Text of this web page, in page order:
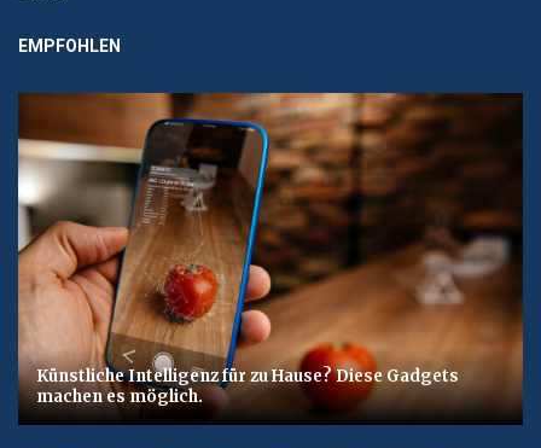
EMPFOHLEN
Künstliche Intelligenz für zu Hause? Diese Gadgets
machen es möglich.